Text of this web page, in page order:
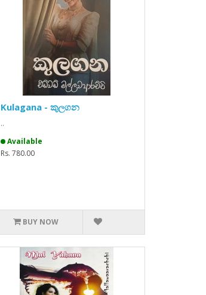
Kulagana - කුලගන
..
Available
Rs. 780.00
BUY NOW